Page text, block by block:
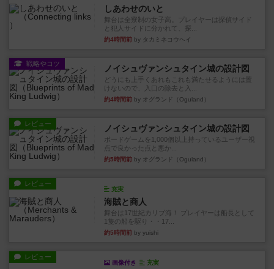
しあわせのいと
舞台は全寮制の女子高。プレイヤーは探偵サイド
と犯人サイドに分かれて、探...
約4時間前 by タカミネコウヘイ
戦略やコツ ノイシュヴァンシュタイン城の設計図
どうにも上手くあれもこれも満たせるようには置
けないので、入口の除去と入...
約4時間前 by オグランド（Oguland）
レビュー ノイシュヴァンシュタイン城の設計図
ボードゲームを1,000個以上持っているユーザー視
点で良かった点と悪か...
約5時間前 by オグランド（Oguland）
レビュー
充実
海賊と商人
舞台は17世紀カリブ海！ プレイヤーは船長として
1隻の船を駆り・・17...
約5時間前 by yuishi
レビュー
画像付き 充実